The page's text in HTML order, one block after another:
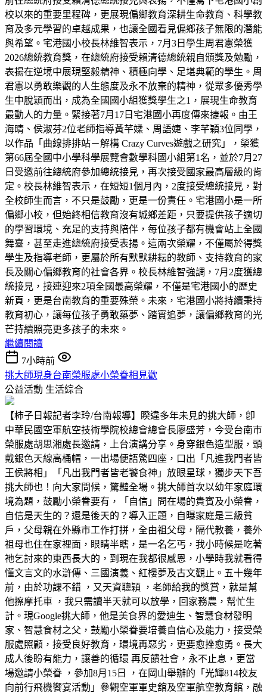
校以來的重要里程碑，更展現偏鄉教育深耕生命教育、科學教
育及多元學習的卓越成果，也讓全國看見偏鄉孩子無限的潛能
與希望。宅港國小校長林維智表示，7月3日學生周君憲榮獲
2026總統教育獎，在總統府接受賴清德總統親自頒獎及勉勵，
表揚在逆境中展現堅毅精神、積極向學、足堪典範的學生。周
君憲以勇敢樂觀的人生態度及永不放棄的精神，從眾多優秀學
生中脫穎而出，成為全國國小組獲獎學生之1，展現生命教育
最動人的力量。緊接著7月17日宅港國小再度傳來捷報。由王
海晴、侯淑芬2位老師指導黃芊媃、周語婕、李芊穎3位同學，
以作品「曲線排排站－解構 Crazy Curves遊戲之研究」，榮獲
第66屆全國中小學科學展覽會數學科國小組第1名，並於7月27
日受邀前往總統府參加總統接見，再次接受國家最高層級的肯
定。校長林維智表示，在短短1個月內，2度接受總統接見，對
全校師生而言，不只是鼓勵，更是一份責任。宅港國小是一所
偏鄉小校，但始終相信教育沒有城鄉差距，只要提供孩子適切
的學習環境、充足的支持與陪伴，每位孩子都有機會站上全國
舞臺，甚至走進總統府接受表揚。這兩次榮耀，不僅屬於得獎
學生及指導老師，更屬於所有默默耕耘的教師、支持教育的家
長及關心偏鄉教育的社會各界。校長林維智強調，7月2度獲總
統接見，接連迎來2項全國最高榮耀，不僅是宅港國小的歷史
新頁，更是台南教育的重要殊榮。未來，宅港國小將持續秉持
教育初心，讓每位孩子勇敢築夢、踏實追夢，讓偏鄉教育的光
芒持續照亮更多孩子的未來。
繼續閱讀
7小時前
挑大師現身台南榮服處小榮眷相見歡
公益活動 生活綜合
【柿子日報記者李玲/台南報導】睽違多年未見的挑大師，卽
中華民國空軍航空技術學院校總會總會長廖盛芳，今受台南市
榮服處胡思湘處長邀請，上台演講分享。身穿銀色造型服，頭
戴銀色天線高桶帽，一出場便語驚四座，口出「凡進我門者皆
王侯將相」「凡出我門者皆老饕食神」放眼星球，獨步天下吾
挑大師也！向大家問候，驚豔全場。挑大師首次以幼年家庭環
境為題，鼓勵小榮眷要有，「自信」問在場的貴賓及小榮眷，
自信是天生的？還是後天的？導入正題，自曝家庭是三級貧
戶，父母親在外縣市工作打拼，全由祖父母，隔代教養，養外
祖母也住在家裡面，眼睛半瞎，是一名乞丐，我小時候是吃著
祂乞討來的東西長大的，到現在我都很感恩，小學時我就看得
懂文言文的水滸傳、三國演義、紅樓夢及古文觀止。五十幾年
前，由於功課不錯 ，又天資聰穎 ，老師給我的獎賞，就是幫
他擦摩托車 ，我只需讀半天就可以放學，回家務農，幫忙生
計。現Google挑大師，他是美食界的愛迪生、智慧食材發明
家、智慧食材之父，鼓勵小榮眷要培養自信心及能力，接受榮
服處照顧，接受良好教育，環境再惡劣，更要愈挫愈勇。長大
成人後盼有能力，讓善的循環 再反饋社會，永不止息，更當
場邀請小榮眷 ，參加8月15日 ，在岡山舉辦的「光輝814校友
向前行飛機饗宴活動」參觀空軍軍史舘及空軍航空教育館，融